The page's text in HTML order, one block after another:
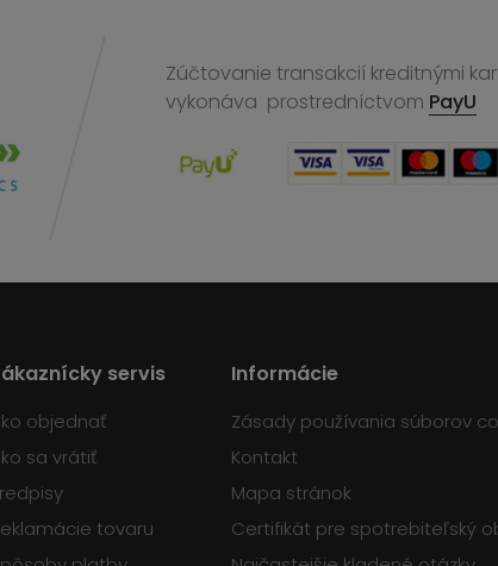
Zúčtovanie transakcií kreditnými
vykonáva prostredníctvom PayU
servis
objednať
sa vrátiť
tovaru
Informácie
Zásady používania súborov
Kontakt
Mapa stránok
Certifikát pre spotrebiteľský